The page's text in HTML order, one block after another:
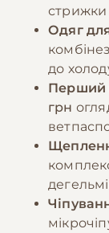
стрижки
Одяг
до
Перший
грн